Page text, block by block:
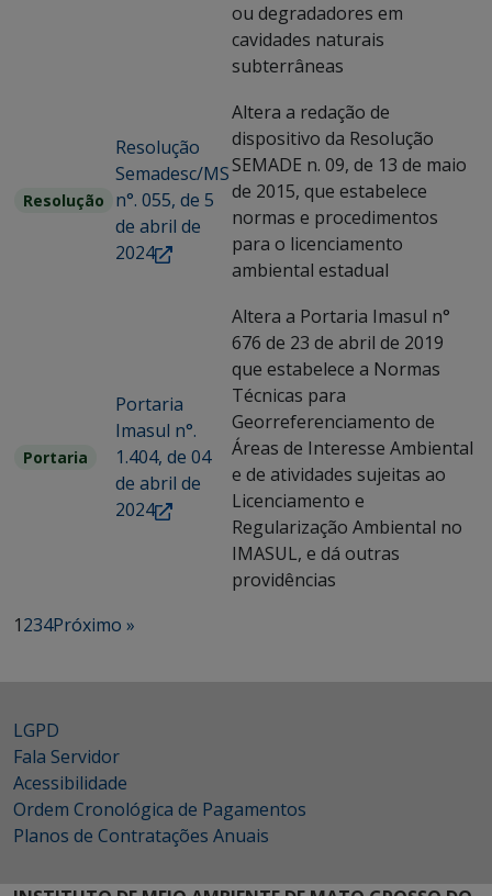
ou degradadores em
cavidades naturais
subterrâneas
Resolução
Resolução
Semadesc/MS
n°. 055, de 5
de abril de
2024
Altera a redação de
dispositivo da Resolução
SEMADE n. 09, de 13 de maio
de 2015, que estabelece
normas e procedimentos
para o licenciamento
ambiental estadual
Portaria
Portaria
Imasul n°.
1.404, de 04
de abril de
2024
Altera a Portaria Imasul n°
676 de 23 de abril de 2019
que estabelece a Normas
Técnicas para
Georreferenciamento de
Áreas de Interesse Ambiental
e de atividades sujeitas ao
Licenciamento e
Regularização Ambiental no
IMASUL, e dá outras
providências
1234Próximo »
LGPD
Fala Servidor
Acessibilidade
Ordem Cronológica de Pagamentos
Planos de Contratações Anuais